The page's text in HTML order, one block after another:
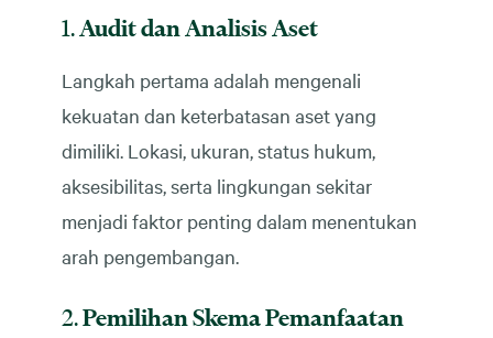
1.Audit dan Analisis Aset
Langkah pertama adalah mengenali
kekuatan dan keterbatasan aset yang
dimiliki. Lokasi, ukuran, status hukum,
aksesibilitas, serta lingkungan sekitar
menjadi faktor penting dalam menentukan
arah pengembangan.
2.Pemilihan Skema Pemanfaatan